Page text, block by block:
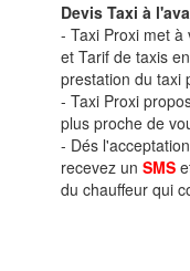
Devis Taxi à
- Taxi Proxi met
et Tarif de taxis
prestation du taxi
- Taxi Proxi
plus proche de
- Dés
recevez un SMS
du chauffeur qui